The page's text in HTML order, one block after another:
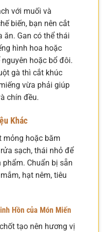
với muối và
biến, bạn nên cắt
ăn. Gan có thể thái
hình hoa hoặc
hoặc bổ đôi.
gà thì cắt khúc
vừa phải giúp
chín đều.
Khác
mỏng hoặc băm
sạch, thái nhỏ để
Chuẩn bị sẵn
hạt nêm, tiêu
Hồn của Món Miến
tạo nên hương vị